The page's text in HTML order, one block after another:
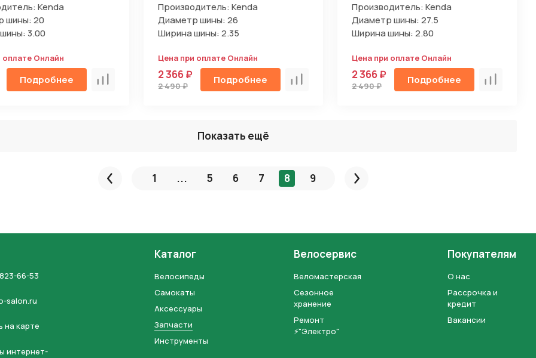
Kenda
шины: 20
3.00
оплате Онлайн
Подробнее Сравнить
Производитель: Kenda
Диаметр шины: 26
Ширина шины: 2.35
Цена при оплате Онлайн
2 366 ₽
2 490 ₽ Подробнее Сравнить
Производитель: Kenda
Диаметр шины: 27.5
Ширина шины: 2.80
Цена при оплате Онлайн
2 366 ₽
2 490 ₽ Подробнее Сравнить
Показать ещё
Пред. 1 ... 5 6 7 8 9 След.
66-53
salon.ru
на карте
интернет-
Каталог
Велосипеды
Самокаты
Аксессуары
Запчасти
Инструменты
Велосервис
Веломастерская
Сезонное
хранение
Ремонт
⚡"Электро"
Покупателям
О нас
Рассрочка и
кредит
Вакансии